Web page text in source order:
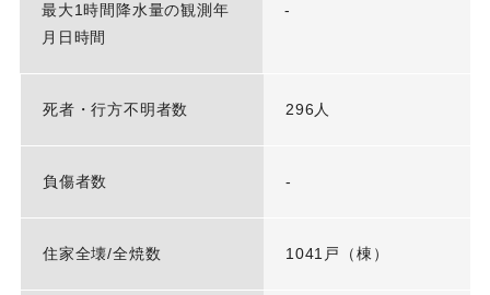
最大1時間降水量の観測年
月日時間
-
死者・行方不明者数 296人
負傷者数 -
住家全壊/全焼数 1041戸（棟）